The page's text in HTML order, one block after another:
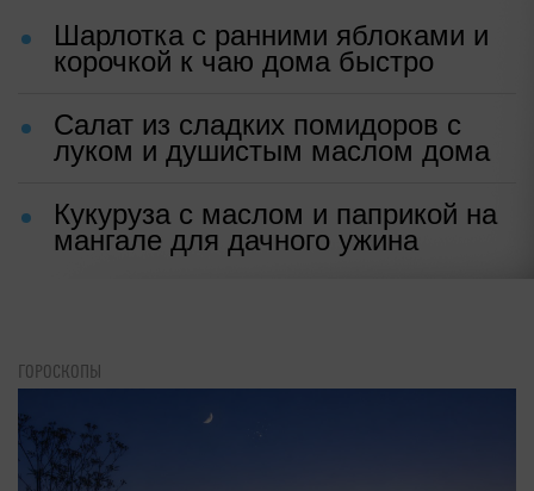
Шарлотка с ранними яблоками и
корочкой к чаю дома быстро
Салат из сладких помидоров с
луком и душистым маслом дома
Кукуруза с маслом и паприкой на
мангале для дачного ужина
ГОРОСКОПЫ